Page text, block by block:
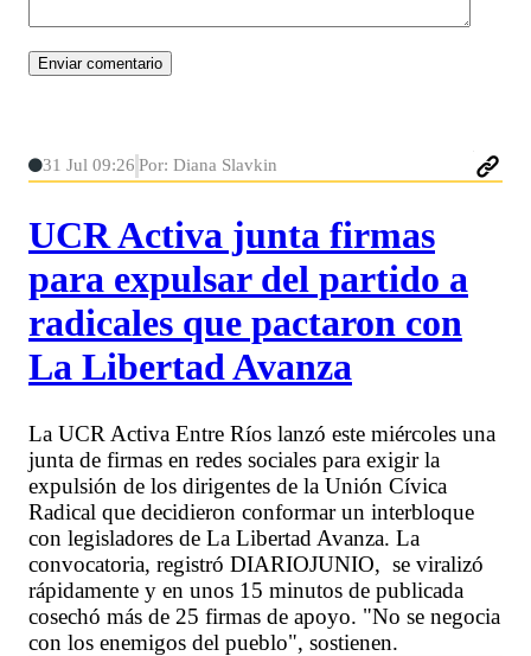
31 Jul 09:26 Por: Diana Slavkin
UCR Activa junta firmas
para expulsar del partido a
radicales que pactaron con
La Libertad Avanza
La UCR Activa Entre Ríos lanzó este miércoles una
junta de firmas en redes sociales para exigir la
expulsión de los dirigentes de la Unión Cívica
Radical que decidieron conformar un interbloque
con legisladores de La Libertad Avanza. La
convocatoria, registró DIARIOJUNIO, se viralizó
rápidamente y en unos 15 minutos de publicada
cosechó más de 25 firmas de apoyo. "No se negocia
con los enemigos del pueblo", sostienen.